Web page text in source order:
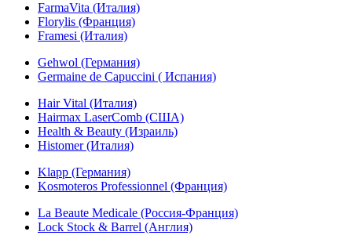
FarmaVita (Италия)
Florylis (Франция)
Framesi (Италия)
Gehwol (Германия)
Germaine de Capuccini ( Испания)
Hair Vital (Италия)
Hairmax LaserComb (США)
Health & Beauty (Израиль)
Histomer (Италия)
Klapp (Германия)
Kosmoteros Professionnel (Франция)
La Beaute Medicale (Россия-Франция)
Lock Stock & Barrel (Англия)